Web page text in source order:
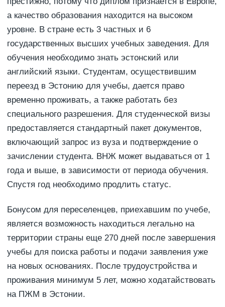
а качество образования находится на высоком
уровне. В стране есть 3 частных и 6
государственных высших учебных заведения. Для
обучения необходимо знать эстонский или
английский языки. Студентам, осуществившим
переезд в Эстонию для учебы, дается право
временно проживать, а также работать без
специального разрешения. Для студенческой визы
предоставляется стандартный пакет документов,
включающий запрос из вуза и подтверждение о
зачислении студента. ВНЖ может выдаваться от 1
года и выше, в зависимости от периода обучения.
Спустя год необходимо продлить статус.
Бонусом для переселенцев, приехавшим по учебе,
является возможность находиться легально на
территории страны еще 270 дней после завершения
учебы для поиска работы и подачи заявления уже
на новых основаниях. После трудоустройства и
проживания минимум 5 лет, можно ходатайствовать
на ПЖМ в Эстонии.